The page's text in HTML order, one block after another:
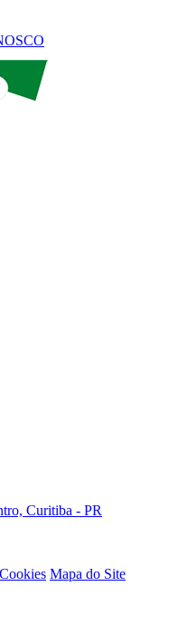
Curitiba - PR
Mapa do Site